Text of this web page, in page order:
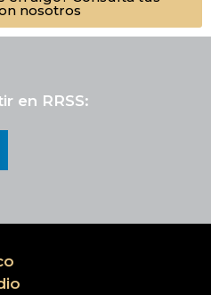
nosotros
en RRSS: